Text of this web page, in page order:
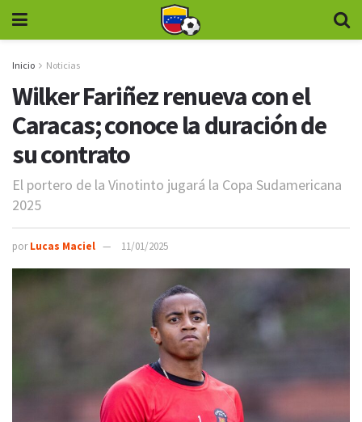
Inicio Noticias
Wilker Fariñez renueva con el
Caracas; conoce la duración de
su contrato
El portero de la Vinotinto jugará la Copa Sudamericana
2025
por Lucas Maciel 11/01/2025